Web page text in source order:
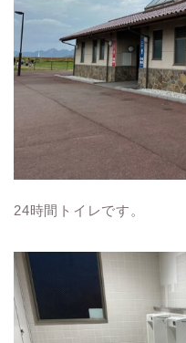
24時間トイレです。